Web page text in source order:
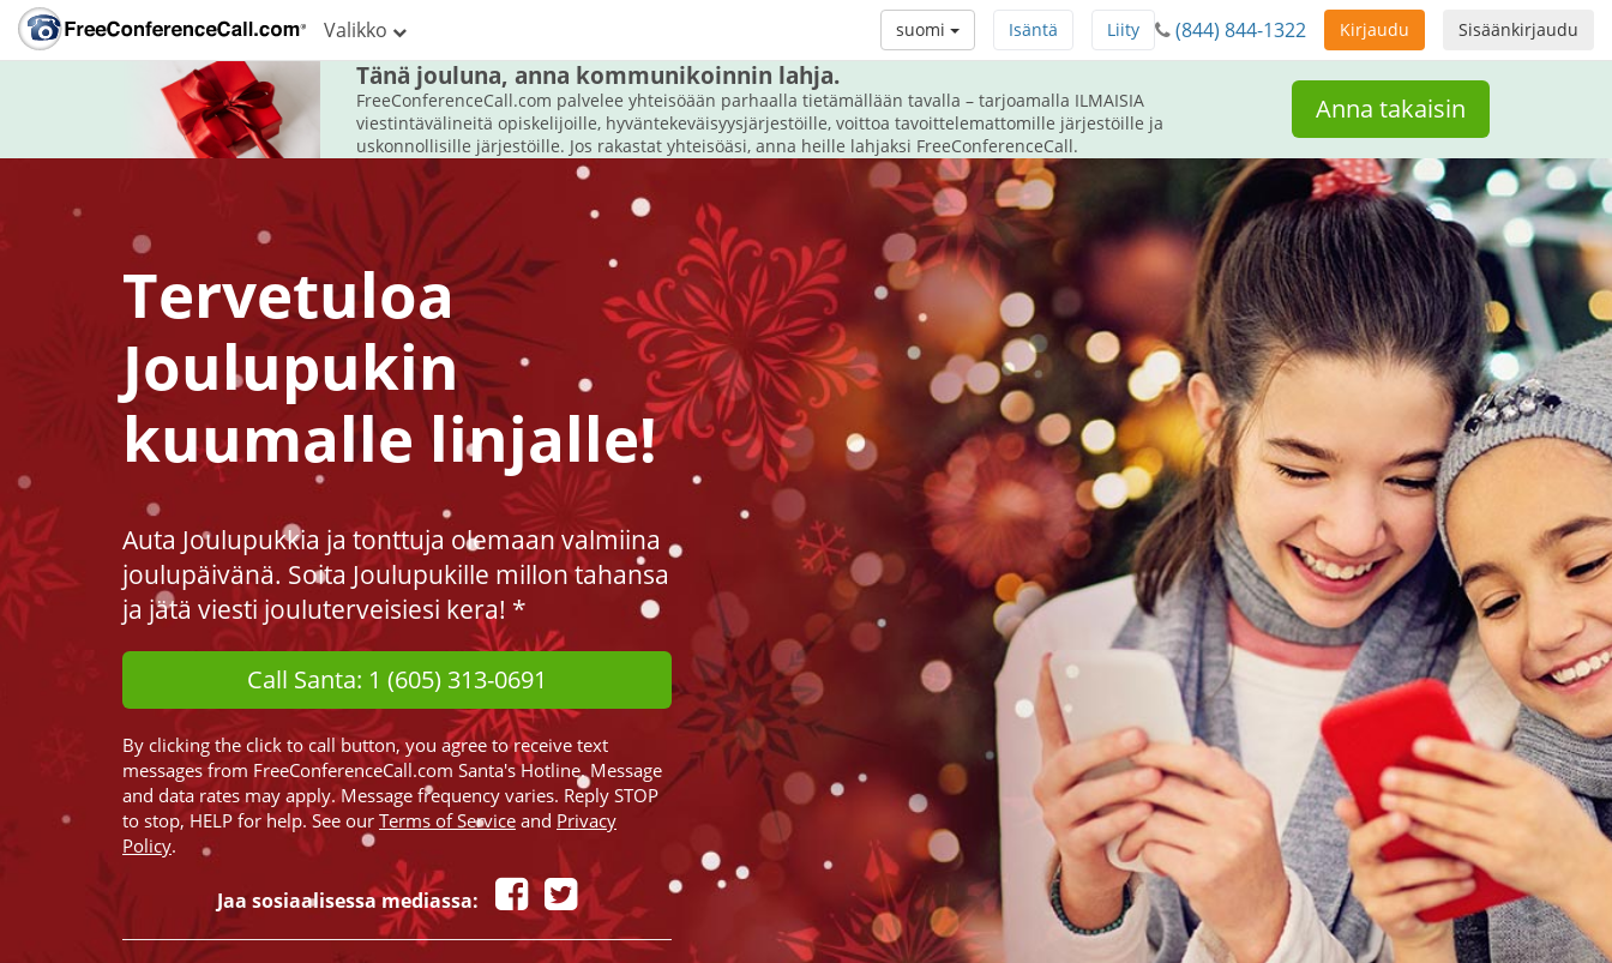
Valikko Sisäänkirjaudu
Kirjaudu
(844) 844-1322
Liity
Isäntä
suomi
Tänä jouluna, anna kommunikoinnin lahja.
FreeConferenceCall.com palvelee yhteisöään parhaalla tietämällään tavalla – tarjoamalla ILMAISIA
viestintävälineitä opiskelijoille, hyväntekeväisyysjärjestöille, voittoa tavoittelemattomille järjestöille ja
uskonnollisille järjestöille. Jos rakastat yhteisöäsi, anna heille lahjaksi FreeConferenceCall.
Anna takaisin
Tervetuloa
Joulupukin
kuumalle linjalle!
Auta Joulupukkia ja tonttuja olemaan valmiina
joulupäivänä. Soita Joulupukille millon tahansa
ja jätä viesti jouluterveisiesi kera! *
Call Santa: 1 (605) 313-0691
By clicking the click to call button, you agree to receive text
messages from FreeConferenceCall.com Santa's Hotline. Message
and data rates may apply. Message frequency varies. Reply STOP
to stop, HELP for help. See our Terms of Service and Privacy
Policy.
Jaa sosiaalisessa mediassa: